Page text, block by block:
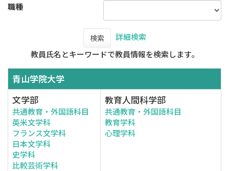
職種
検索
詳細検索
教員氏名とキーワードで教員情報を検索します。
青山学院大学
文学部
共通教育・外国語科目
英米文学科
フランス文学科
日本文学科
史学科
比較芸術学科
教育人間科学部
共通教育・外国語科目
教育学科
心理学科